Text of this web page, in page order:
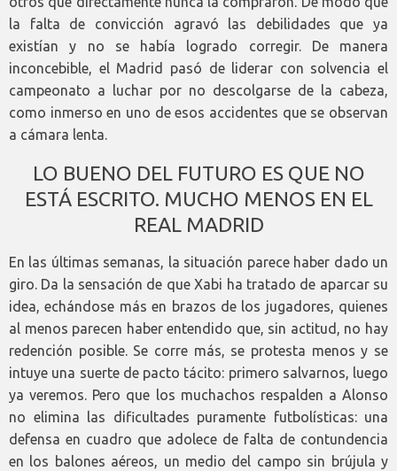
la falta de convicción agravó las debilidades que ya
existían y no se había logrado corregir. De manera
inconcebible, el Madrid pasó de liderar con solvencia el
campeonato a luchar por no descolgarse de la cabeza,
como inmerso en uno de esos accidentes que se observan
a cámara lenta.
LO BUENO DEL FUTURO ES QUE NO
ESTÁ ESCRITO. MUCHO MENOS EN EL
REAL MADRID
En las últimas semanas, la situación parece haber dado un
giro. Da la sensación de que Xabi ha tratado de aparcar su
idea, echándose más en brazos de los jugadores, quienes
al menos parecen haber entendido que, sin actitud, no hay
redención posible. Se corre más, se protesta menos y se
intuye una suerte de pacto tácito: primero salvarnos, luego
ya veremos. Pero que los muchachos respalden a Alonso
no elimina las dificultades puramente futbolísticas: una
defensa en cuadro que adolece de falta de contundencia
en los balones aéreos, un medio del campo sin brújula y